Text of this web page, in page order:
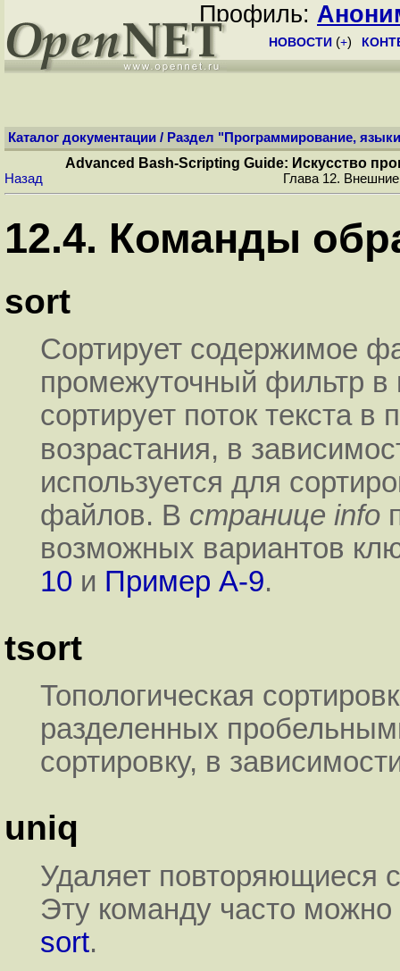
Профиль:
НОВОСТИ (+)
Каталог документации / Раздел "Программирование,
Advanced Bash-Scripting Guide: Искусство
Назад Глава 12.
12.4. Команды
sort
Сортирует содержимое
промежуточный фильтр в
сортирует поток текста
возрастания, в
используется для
файлов. В странице info
возможных вариантов
10 и Пример A-9.
tsort
Топологическая
разделенных
сортировку, в
uniq
Удаляет повторяющиеся
Эту команду часто можно
sort.